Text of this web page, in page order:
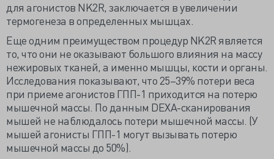
для агонистов NK2R, заключается в увеличении
термогенеза в определенных мышцах.
Еще одним преимуществом процедур NK2R является
то, что они не оказывают большого влияния на массу
нежировых тканей, а именно мышцы, кости и органы.
Исследования показывают, что 25–39% потери веса
при приеме агонистов ГПП-1 приходится на потерю
мышечной массы. По данным DEXA-сканирования
мышей не наблюдалось потери мышечной массы. (У
мышей агонисты ГПП-1 могут вызывать потерю
мышечной массы до 50%).